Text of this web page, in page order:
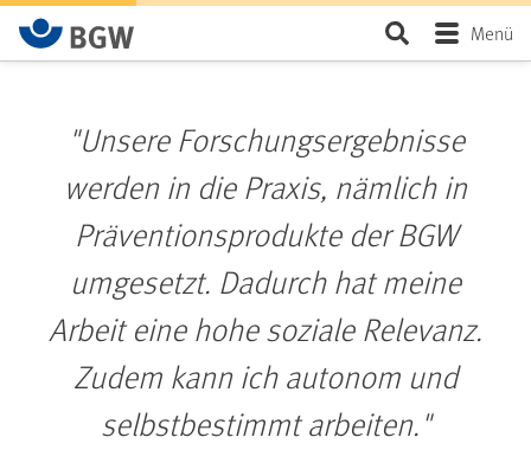
Zum Hauptinhalt springen SeiteMenü
"Unsere Forschungsergebnisse
werden in die Praxis, nämlich in
Präventionsprodukte der BGW
umgesetzt. Dadurch hat meine
Arbeit eine hohe soziale Relevanz.
Zudem kann ich autonom und
selbstbestimmt arbeiten."